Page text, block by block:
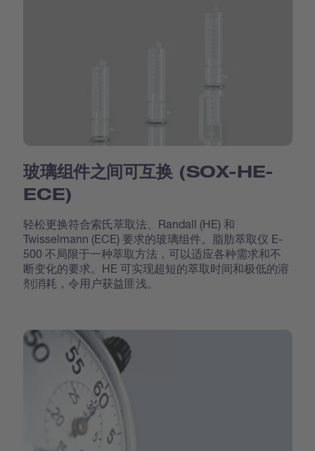
玻璃组件之间可互换 (SOX-HE-
ECE)
轻松更换符合索氏萃取法、Randall (HE) 和
Twisselmann (ECE) 要求的玻璃组件。脂肪萃取仪 E-
500 不局限于一种萃取方法，可以适应各种需求和不
断变化的要求。HE 可实现超短的萃取时间和极低的溶
剂消耗，令用户获益匪浅。